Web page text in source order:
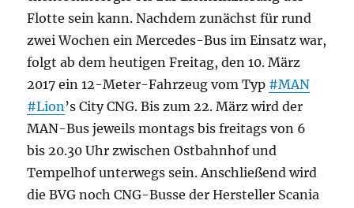
Flotte sein kann. Nachdem zunächst für rund
zwei Wochen ein Mercedes-Bus im Einsatz war,
folgt ab dem heutigen Freitag, den 10. März
2017 ein 12-Meter-Fahrzeug vom Typ #MAN
#Lion’s City CNG. Bis zum 22. März wird der
MAN-Bus jeweils montags bis freitags von 6
bis 20.30 Uhr zwischen Ostbahnhof und
Tempelhof unterwegs sein. Anschließend wird
die BVG noch CNG-Busse der Hersteller Scania